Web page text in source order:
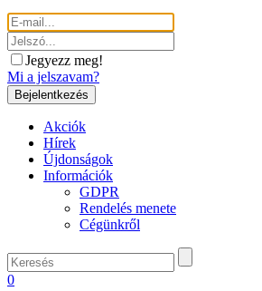
Jegyezz meg!
Mi a jelszavam?
Akciók
Hírek
Újdonságok
Információk
GDPR
Rendelés menete
Cégünkről
0